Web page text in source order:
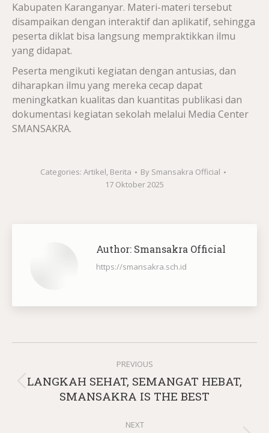
Kabupaten Karanganyar. Materi-materi tersebut
disampaikan dengan interaktif dan aplikatif, sehingga
peserta diklat bisa langsung mempraktikkan ilmu
yang didapat.
Peserta mengikuti kegiatan dengan antusias, dan
diharapkan ilmu yang mereka cecap dapat
meningkatkan kualitas dan kuantitas publikasi dan
dokumentasi kegiatan sekolah melalui Media Center
SMANSAKRA.
Categories: Artikel, Berita By Smansakra Official
17 Oktober 2025
Author: Smansakra Official
https://smansakra.sch.id
navigation
PREVIOUS
Previous
post:
LANGKAH SEHAT, SEMANGAT HEBAT,
SMANSAKRA IS THE BEST
NEXT